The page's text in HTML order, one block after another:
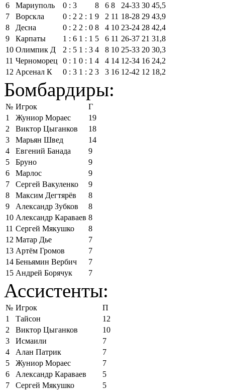
6
Мариуполь 0 : 3 8 6 8 24‑33 30 45,5
7
Ворскла 0 : 2 2 : 1 9 2 11 18‑28 29 43,9
8
Десна 0 : 2 2 : 0 8 4 10 23‑24 28 42,4
9
Карпаты 1 : 6 1 : 1 5 6 11 26‑37 21 31,8
10 Олимпик Д 2 : 5 1 : 3 4 8 10 25‑33 20 30,3
11 Черноморец 0 : 1 0 : 1 4 4 14 12‑34 16 24,2
12 Арсенал К 0 : 3 1 : 2 3 3 16 12‑42 12 18,2
Бомбардиры:
№ Игрок
Г
1
Жуниор Мораес
19
2
Виктор Цыганков
18
3
Марьян Швед
14
4
Евгений Банада
9
5
Бруно
9
6
Марлос
9
7
Сергей Вакуленко
9
8
Максим Дегтярёв
8
9
Александр Зубков
8
10 Александр Караваев 8
11 Сергей Мякушко
8
12 Матар Дье
7
13 Артём Громов
7
14 Беньямин Вербич
7
15 Андрей Борячук 7
Ассистенты:
№ Игрок
П
1
Тайсон
12
2
Виктор Цыганков
10
3
Исмаили
7
4
Алан Патрик
7
5
Жуниор Мораес
7
6
Александр Караваев
5
7
Сергей Мякушко
5